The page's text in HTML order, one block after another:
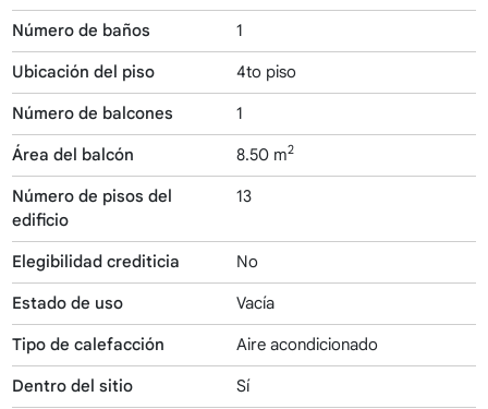
Número de baños 1
Ubicación del piso 4to piso
Número de balcones 1
Área del balcón 8.50 m2
Número de pisos del
edificio
13
Elegibilidad crediticia No
Estado de uso Vacía
Tipo de calefacción Aire acondicionado
Dentro del sitio Sí